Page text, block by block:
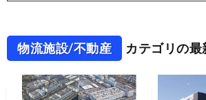
物流施設/不動産 カテゴリの最